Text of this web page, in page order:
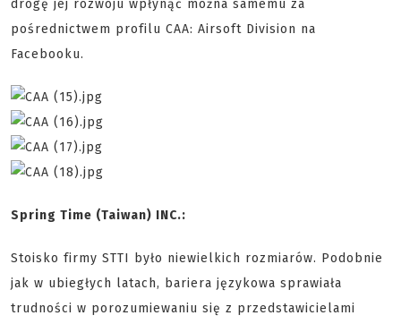
drogę jej rozwoju wpłynąć można samemu za
pośrednictwem profilu CAA: Airsoft Division na
Facebooku.
Spring Time (Taiwan) INC.:
Stoisko firmy STTI było niewielkich rozmiarów. Podobnie
jak w ubiegłych latach, bariera językowa sprawiała
trudności w porozumiewaniu się z przedstawicielami